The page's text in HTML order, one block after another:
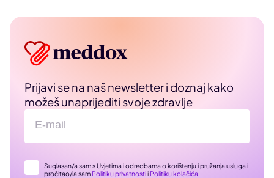
Prijavi se na naš newsletter i doznaj kako
možeš unaprijediti svoje zdravlje
Suglasan/a sam s Uvjetima i odredbama o korištenju i pružanja usluga i
pročitao/la sam Politiku privatnostii Politiku kolačića.